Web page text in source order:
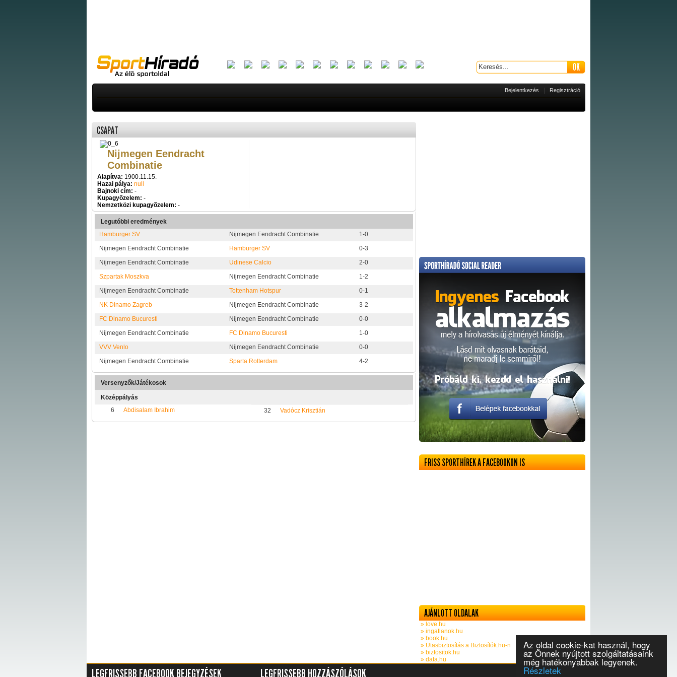
Az oldal cookie-kat használ, hogy
az Önnek nyújtott szolgáltatásaink
még hatékonyabbak legyenek.
Részletek
Bejelentkezés Regisztráció
CSAPAT
Nijmegen Eendracht
Combinatie
Alapítva: 1900.11.15.
Hazai pálya: null
Bajnoki cím: -
Kupagyõzelem: -
Nemzetközi kupagyõzelem: -
Legutóbbi eredmények
Hamburger SV
Nijmegen Eendracht Combinatie
1-0
Nijmegen Eendracht Combinatie
Hamburger SV
0-3
Nijmegen Eendracht Combinatie
Udinese Calcio
2-0
Szpartak Moszkva
Nijmegen Eendracht Combinatie
1-2
Nijmegen Eendracht Combinatie
Tottenham Hotspur
0-1
NK Dinamo Zagreb
Nijmegen Eendracht Combinatie
3-2
FC Dinamo Bucuresti
Nijmegen Eendracht Combinatie
0-0
Nijmegen Eendracht Combinatie
FC Dinamo Bucuresti
1-0
VVV Venlo
Nijmegen Eendracht Combinatie
0-0
Nijmegen Eendracht Combinatie
Sparta Rotterdam 4-2
Versenyzők/Játékosok
Középpályás
6
Abdisalam Ibrahim 32 Vadócz Krisztián
FRISS SPORTHÍREK A FACEBOOKON IS
AJÁNLOTT OLDALAK
» love.hu
» ingatlanok.hu
» book.hu
» Utasbiztosítás a Biztosítók.hu-n
» biztositok.hu
» data.hu
LEGFRISSEBB FACEBOOK BEJEGYZÉSEK LEGFRISSEBB HOZZÁSZÓLÁSOK